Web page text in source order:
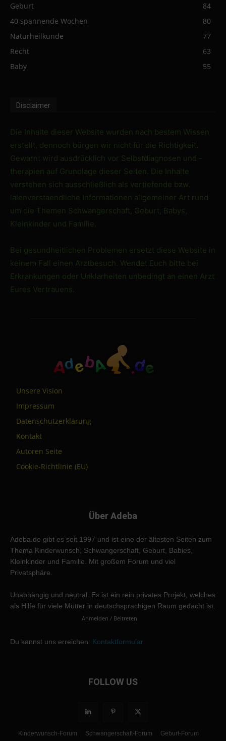
Geburt
84
40 spannende Wochen
80
Naturheilkunde
77
Recht
63
Baby
55
Disclaimer
Die Inhalte dieser Website wurden nach bestem Wissen
erstellt, dennoch bürgen wir nicht für die Richtigkeit.
Gewarnt wird ausdrücklich vor Selbstdiagnosen und -
therapien auf Grundlage dieser Seiten. Die Inhalte
verstehen sich ausschließlich als vertiefende bzw.
laienverstaendliche Informationen allgemeiner Art rund
um die Themen Schwangerschaft, Geburt, Babys,
Kleinkinder und Familie.
Bei gesundheitlichen Problemen ersetzt diese Website in
keinem Fall einen Arztbesuch. Wendet Euch bitte bei
Erkrankungen oder Unklarheiten unbedingt an einen Arzt
Eures Vertrauens.
Unsere Vision
Impressum
Datenschutzerklärung
Kontakt
Autoren Seite
Cookie-Richtlinie (EU)
Über Adeba
Adeba.de gibt es seit 1997 und ist eine der ältesten Seiten zum
Thema Kinderwunsch, Schwangerschaft, Geburt, Babies,
Kleinkinder und Familie. Mit großem Forum und viel
Privatsphäre.
Unabhängig und neutral. Es ist ein rein privates Projekt, welches
als Hilfe für viele Mütter in deutschsprachigen Raum gedacht ist.
Anmelden / Beitreten
Du kannst uns erreichen: Kontaktformular
FOLLOW US
Kinderwunsch-Forum Schwangerschaft-Forum
Geburt-Forum